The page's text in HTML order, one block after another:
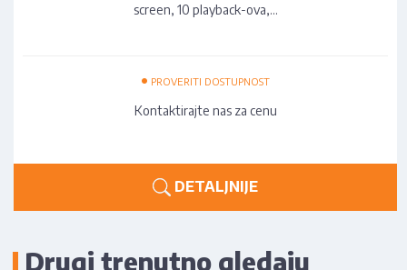
screen, 10 playback-ova,…
• PROVERITI DOSTUPNOST
Kontaktirajte nas za cenu
DETALJNIJE
Drugi trenutno gledaju